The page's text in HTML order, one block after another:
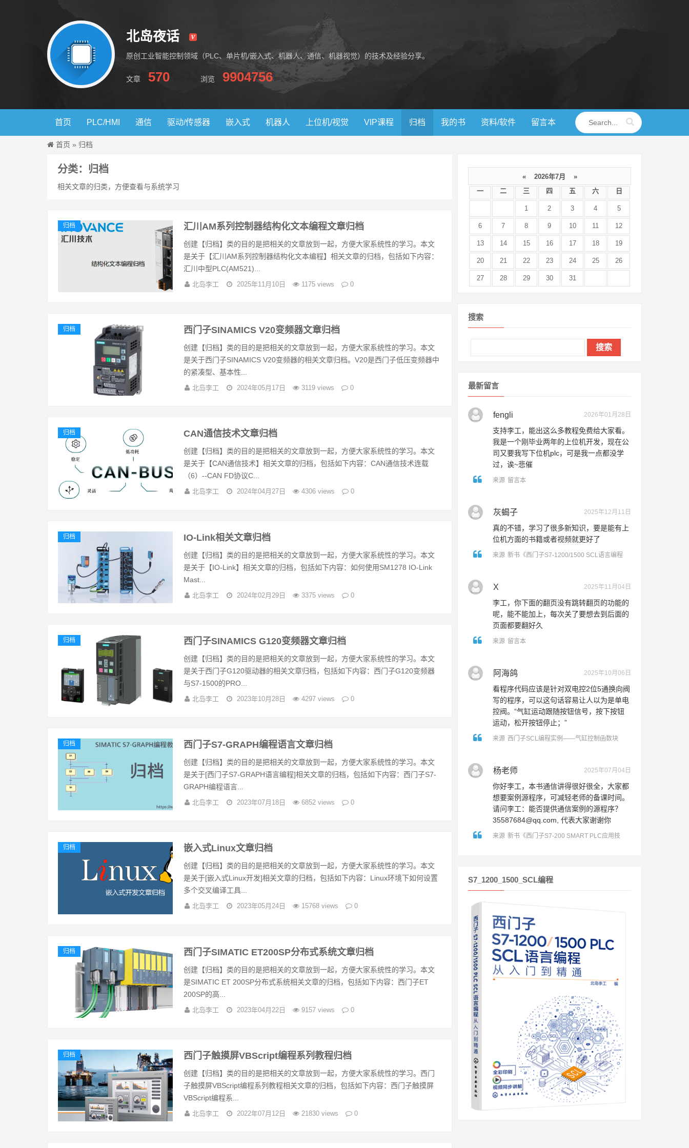
北岛夜话
原创工业智能控制领域（PLC、单片机/嵌入式、机器人、通信、机器视觉）的技术及经验分享。
文章 570 浏览 9904756
首页 PLC/HMI 通信 驱动/传感器 嵌入式 机器人 上位机/视觉 VIP课程 归档 我的书 资料/软件 留言本
首页 » 归档
分类：归档
相关文章的归类，方便查看与系统学习
归档 汇川AM系列控制器结构化文本编程文章归档
创建【归档】类的目的是把相关的文章放到一起，方便大家系统性的学习。本文
是关于【汇川AM系列控制器结构化文本编程】相关文章的归档，包括如下内容：
汇川中型PLC(AM521)...
北岛李工 2025年11月10日 1175 views 0
归档 西门子SINAMICS V20变频器文章归档
创建【归档】类的目的是把相关的文章放到一起，方便大家系统性的学习。本文
是关于西门子SINAMICS V20变频器的相关文章归档。V20是西门子低压变频器中
的紧凑型、基本性...
北岛李工 2024年05月17日 3119 views 0
归档 CAN通信技术文章归档
创建【归档】类的目的是把相关的文章放到一起，方便大家系统性的学习。本文
是关于【CAN通信技术】相关文章的归档，包括如下内容：CAN通信技术连载
（6）--CAN FD协议C...
北岛李工 2024年04月27日 4306 views 0
归档 IO-Link相关文章归档
创建【归档】类的目的是把相关的文章放到一起，方便大家系统性的学习。本文
是关于【IO-Link】相关文章的归档，包括如下内容：如何使用SM1278 IO-Link
Mast...
北岛李工 2024年02月29日 3375 views 0
归档 西门子SINAMICS G120变频器文章归档
创建【归档】类的目的是把相关的文章放到一起，方便大家系统性的学习。本文
是关于西门子G120驱动器的相关文章归档，包括如下内容：西门子G120变频器
与S7-1500的PRO...
北岛李工 2023年10月28日 4297 views 0
归档 西门子S7-GRAPH编程语言文章归档
创建【归档】类的目的是把相关的文章放到一起，方便大家系统性的学习。本文
是关于[西门子S7-GRAPH语言编程]相关文章的归档，包括如下内容：西门子S7-
GRAPH编程语言...
北岛李工 2023年07月18日 6852 views 0
归档 嵌入式Linux文章归档
创建【归档】类的目的是把相关的文章放到一起，方便大家系统性的学习。本文
是关于[嵌入式Linux开发]相关文章的归档，包括如下内容：Linux环境下如何设置
多个交叉编译工具...
北岛李工 2023年05月24日 15768 views 0
归档 西门子SIMATIC ET200SP分布式系统文章归档
创建【归档】类的目的是把相关的文章放到一起，方便大家系统性的学习。本文
是SIMATIC ET 200SP分布式系统相关文章的归档，包括如下内容：西门子ET
200SP的高...
北岛李工 2023年04月22日 9157 views 0
归档 西门子触摸屏VBScript编程系列教程归档
创建【归档】类的目的是把相关的文章放到一起，方便大家系统性的学习。西门
子触摸屏VBScript编程系列教程相关文章的归档，包括如下内容：西门子触摸屏
VBScript编程系...
北岛李工 2022年07月12日 21830 views 0
« 2026年7月
»
一
二 三 四 五 六 日
1 2 3 4 5
6 7 8 9 10 11 12
13 14 15 16 17 18 19
20 21 22 23 24 25 26
27 28 29 30 31
搜索
最新留言
fengli 2026年01月28日
支持李工，能出这么多教程免费给大家看。
我是一个刚毕业两年的上位机开发，现在公
司又要我写下位机plc，可是我一点都没学
过，诶~悲催
来源 留言本
灰蝎子 2025年12月11日
真的不错，学习了很多新知识，要是能有上
位机方面的书籍或者视频就更好了
来源 新书《西门子S7-1200/1500 SCL语言编程
X 2025年11月04日
李工，你下面的翻页没有跳转翻页的功能的
呢，能不能加上，每次关了要想去到后面的
页面都要翻好久
来源 留言本
阿海鸽 2025年10月06日
看程序代码应该是针对双电控2位5通换向阀
写的程序，可以这句话容易让人以为是单电
控阀。“气缸运动跟随按钮信号，按下按钮
运动，松开按钮停止；”
来源 西门子SCL编程实例——气缸控制函数块
杨老师 2025年07月04日
你好李工，本书通信讲得很好很全，大家都
想要案例源程序，可减轻老师的备课时间。
请问李工：能否提供通信案例的源程序？
35587684@qq.com, 代表大家谢谢你
来源 新书《西门子S7-200 SMART PLC应用技
S7_1200_1500_SCL编程